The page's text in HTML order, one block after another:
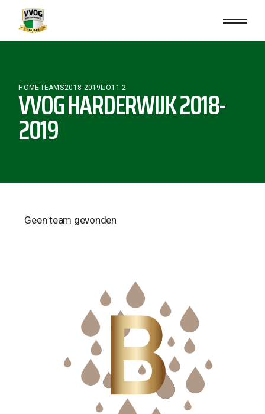
HOMETEAMS2018-2019 JO11 2
VVOG HARDERWIJK 2018-
2019
Geen team gevonden